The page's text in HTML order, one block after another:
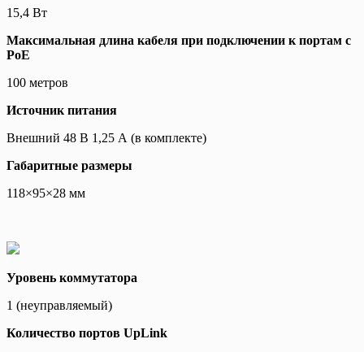
15,4 Вт
Максимальная длина кабеля при подключении к портам с
PoE
100 метров
Источник питания
Внешний 48 В 1,25 А (в комплекте)
Габаритные размеры
118×95×28 мм
Уровень коммутатора
1 (неуправляемый)
Количество портов UpLink